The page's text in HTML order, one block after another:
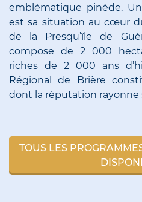
emblématique pinède.
est sa situation au cœur
de la Presqu’île de
compose de 2 000
riches de 2 000 ans
Régional de Brière
dont la réputation rayonne
TOUS LES